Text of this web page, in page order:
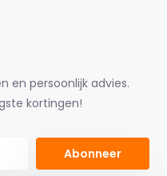
en persoonlijk advies.
kortingen!
Abonneer